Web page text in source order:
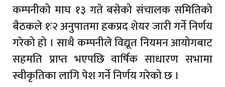
कम्पनीको माघ १३ गते बसेको संचालक समितिको
बैठकले १ः२ अनुपातमा हकप्रद शेयर जारी गर्ने निर्णय
गरेको हो । साथै कम्पनीले विद्यूत नियमन आयोगबाट
सहमति प्राप्त भएपछि वार्षिक साधारण सभामा
स्वीकृतिका लागि पेश गर्ने निर्णय गरेको छ ।